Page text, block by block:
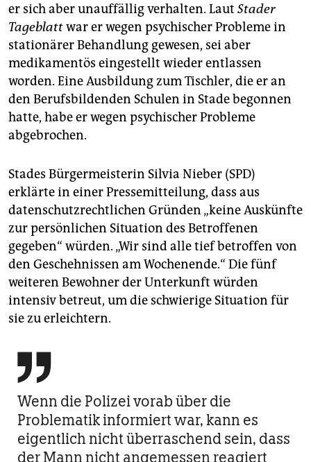
er sich aber unauffällig verhalten. Laut Stader
Tageblattwar er wegen psychischer Probleme in
stationärer Behandlung gewesen, sei aber
medikamentös eingestellt wieder entlassen
worden. Eine Ausbildung zum Tischler, die er an
den Berufsbildenden Schulen in Stade begonnen
hatte, habe er wegen psychischer Probleme
abgebrochen.
Stades Bürgermeisterin Silvia Nieber (SPD)
erklärte in einer Pressemitteilung, dass aus
datenschutzrechtlichen Gründen „keine Auskünfte
zur persönlichen Situation des Betroffenen
gegeben“ würden. „Wir sind alle tief betroffen von
den Geschehnissen am Wochenende.“ Die fünf
weiteren Bewohner der Unterkunft würden
intensiv betreut, um die schwierige Situation für
sie zu erleichtern.

Wenn die Polizei vorab über die
Problematik informiert war, kann es
eigentlich nicht überraschend sein, dass
der Mann nicht angemessen reagiert